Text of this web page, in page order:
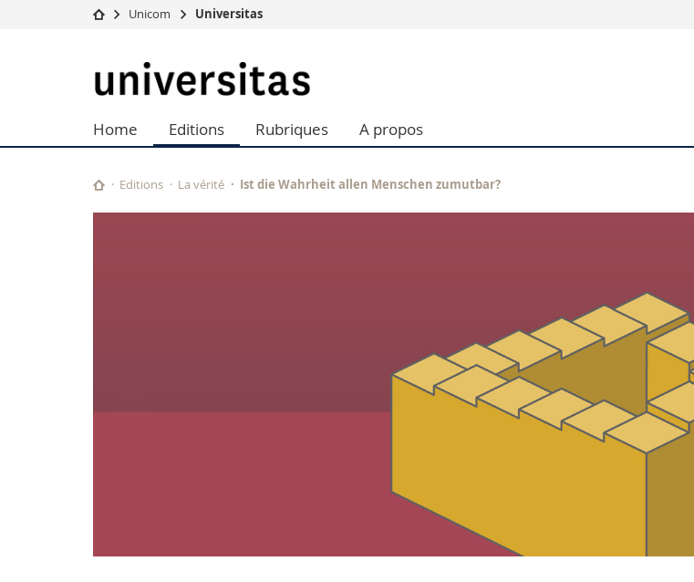
Université
Etudes
Recherche
Université
Sciences économiques et sociales et management
Lettres et sciences humaines
Sciences et médecine
Unicom Universitas
Universitas
Home Editions Rubriques A propos
Editions La vérité Ist die Wahrheit allen Menschen zumutbar?